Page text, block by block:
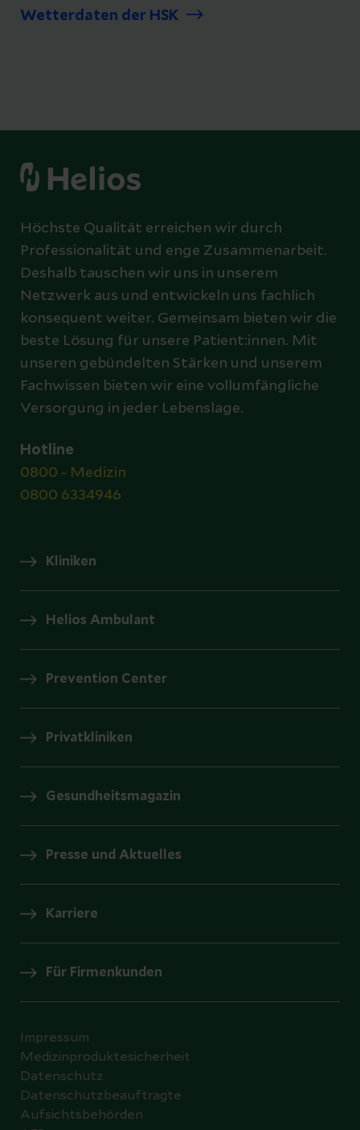
Wetterdaten der HSK
Höchste Qualität erreichen wir durch
Professionalität und enge Zusammenarbeit.
Deshalb tauschen wir uns in unserem
Netzwerk aus und entwickeln uns fachlich
konsequent weiter. Gemeinsam bieten wir die
beste Lösung für unsere Patient:innen. Mit
unseren gebündelten Stärken und unserem
Fachwissen bieten wir eine vollumfängliche
Versorgung in jeder Lebenslage.
Hotline
0800 - Medizin
0800 6334946
Kliniken
Helios Ambulant
Prevention Center
Privatkliniken
Gesundheitsmagazin
Presse und Aktuelles
Karriere
Für Firmenkunden
Impressum
Medizinproduktesicherheit
Datenschutz
Datenschutzbeauftragte
Aufsichtsbehörden